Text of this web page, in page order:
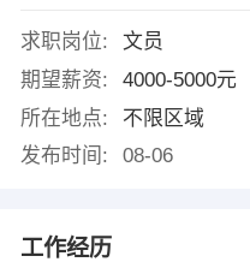
求职岗位:
文员
期望薪资:
4000-5000元
所在地点:
不限区域
发布时间:
08-06
工作经历